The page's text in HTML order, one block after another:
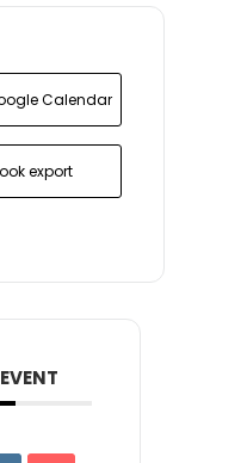
Calendar
export